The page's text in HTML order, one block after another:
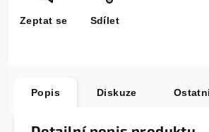
Zeptat se Sdílet
Popis Diskuze